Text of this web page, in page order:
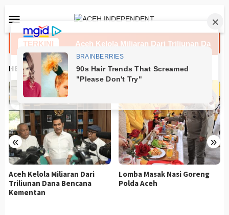
ke
kontenMobile
TERKINI
Pelajar Aceh Kelola Miliaran Dari Triliunan Dana
HEADLINES
« »
Aceh Kelola Miliaran Dari
Triliunan Dana Bencana
Kementan
Lomba Masak Nasi Goreng
Polda Aceh